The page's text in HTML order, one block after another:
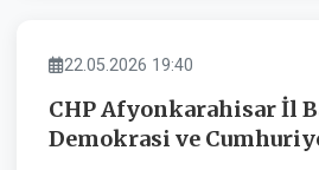
BELEDIYE
22.05.2026 19:40
CHP Afyonkarahisar İl
Demokrasi ve